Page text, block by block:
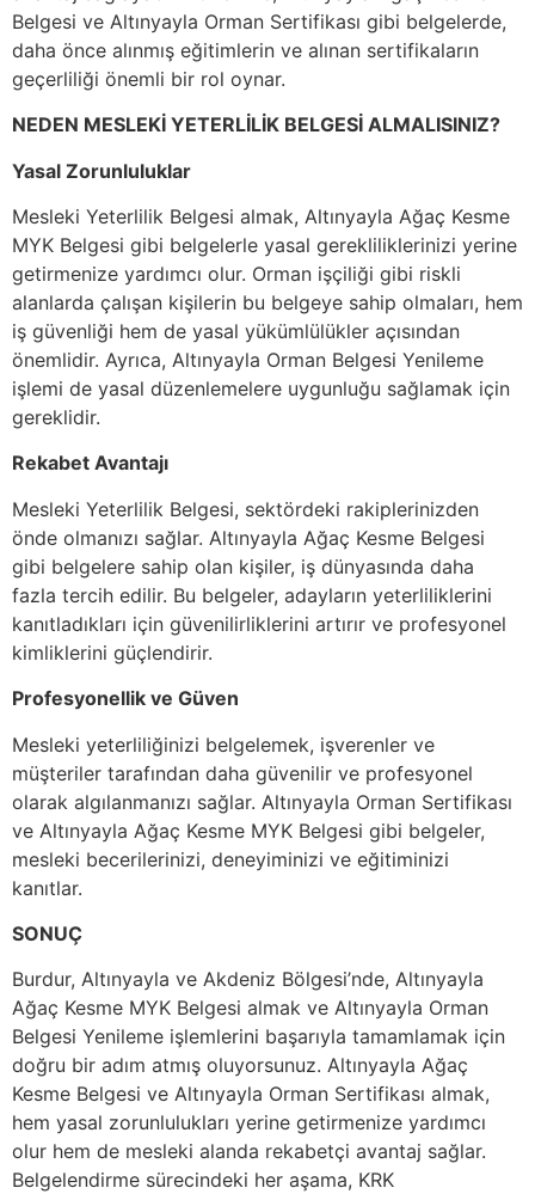
Belgesi ve Altınyayla Orman Sertifikası gibi belgelerde,
daha önce alınmış eğitimlerin ve alınan sertifikaların
geçerliliği önemli bir rol oynar.
NEDEN MESLEKİ YETERLİLİK BELGESİ ALMALISINIZ?
Yasal Zorunluluklar
Mesleki Yeterlilik Belgesi almak, Altınyayla Ağaç Kesme
MYK Belgesi gibi belgelerle yasal gerekliliklerinizi yerine
getirmenize yardımcı olur. Orman işçiliği gibi riskli
alanlarda çalışan kişilerin bu belgeye sahip olmaları, hem
iş güvenliği hem de yasal yükümlülükler açısından
önemlidir. Ayrıca, Altınyayla Orman Belgesi Yenileme
işlemi de yasal düzenlemelere uygunluğu sağlamak için
gereklidir.
Rekabet Avantajı
Mesleki Yeterlilik Belgesi, sektördeki rakiplerinizden
önde olmanızı sağlar. Altınyayla Ağaç Kesme Belgesi
gibi belgelere sahip olan kişiler, iş dünyasında daha
fazla tercih edilir. Bu belgeler, adayların yeterliliklerini
kanıtladıkları için güvenilirliklerini artırır ve profesyonel
kimliklerini güçlendirir.
Profesyonellik ve Güven
Mesleki yeterliliğinizi belgelemek, işverenler ve
müşteriler tarafından daha güvenilir ve profesyonel
olarak algılanmanızı sağlar. Altınyayla Orman Sertifikası
ve Altınyayla Ağaç Kesme MYK Belgesi gibi belgeler,
mesleki becerilerinizi, deneyiminizi ve eğitiminizi
kanıtlar.
SONUÇ
Burdur, Altınyayla ve Akdeniz Bölgesi’nde, Altınyayla
Ağaç Kesme MYK Belgesi almak ve Altınyayla Orman
Belgesi Yenileme işlemlerini başarıyla tamamlamak için
doğru bir adım atmış oluyorsunuz. Altınyayla Ağaç
Kesme Belgesi ve Altınyayla Orman Sertifikası almak,
hem yasal zorunlulukları yerine getirmenize yardımcı
olur hem de mesleki alanda rekabetçi avantaj sağlar.
Belgelendirme sürecindeki her aşama, KRK